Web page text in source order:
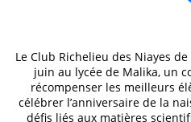
Le Club Richelieu des Niayes
juin au lycée de Malika, un
récompenser les meilleurs
célébrer l’anniversaire de la
défis liés aux matières